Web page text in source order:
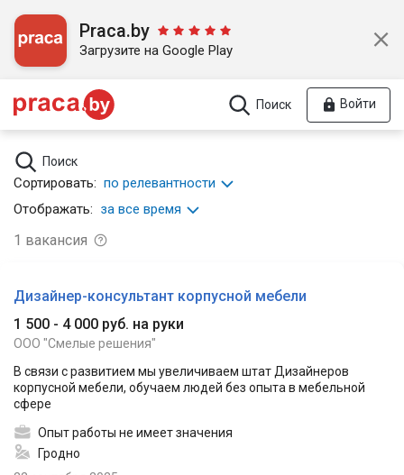
Praca.by
Загрузите на Google Play
Поиск Войти
Поиск
Сортировать: по релевантности
Отображать: за все время
1 вакансия
Дизайнер-консультант корпусной мебели
1 500 - 4 000 руб. на руки
ООО "Смелые решения"
В связи с развитием мы увеличиваем штат Дизайнеров
корпусной мебели, обучаем людей без опыта в мебельной
сфере
Опыт работы не имеет значения
Гродно